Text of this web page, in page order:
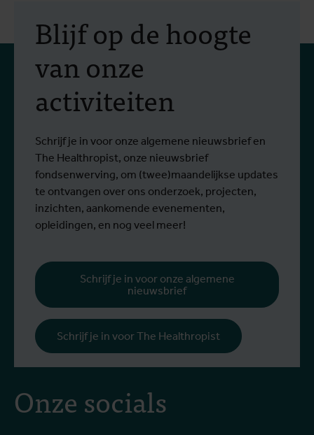
Erasmus+-mobiliteit:
praktijkopleiding in
vectorbestrijding en
screening op het West-
Van 6 tot 17 juli 2026 namen Stien
ITG-wetenschappers van de Dienst
Entomologie, deel aan een opleiding bij
Ecodevelopment in Griekenland, met de
steun van een Erasmus+-mobiliteitsbeurs
voor personeel.
Onze socials
Blijf op de hoogte
van onze
activiteiten
Schrijf je in voor onze algemene nieuwsbrief en
The Healthropist, onze nieuwsbrief
fondsenwerving, om (twee)maandelijkse updates
te ontvangen over ons onderzoek, projecten,
inzichten, aankomende evenementen,
opleidingen, en nog veel meer!
Schrijf je in voor onze algemene
nieuwsbrief
Schrijf je in voor The Healthropist